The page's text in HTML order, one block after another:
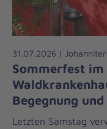
31.07.2026 |
Sommerfest
Begegnung
Letzten Samstag